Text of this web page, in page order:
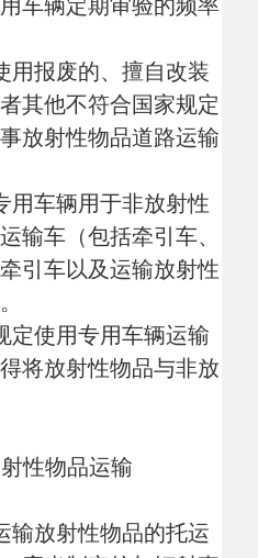
经营活动。
托运人订立放射
应当查验、收存托
括放射性物品的
态、危害风险等内
其中一类放射性
运人委托有资质的
三类放射性物品的
；
应急响应指南；
南；
输说明书中一并作
（四）项、第
全的，或者托运的